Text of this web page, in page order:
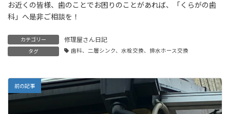
お近くの皆様、歯のことでお困りのことがあれば、「くらがの歯
科」へ是非ご相談を！
カテゴリー 修理屋さん日記
タグ 歯科、二層シンク、水栓交換、排水ホース交換
前の記事